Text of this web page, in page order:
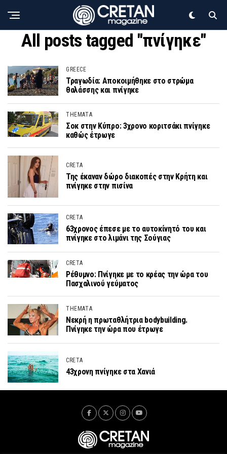
All posts tagged "πνίγηκε"
GREECE
Τραγωδία: Αποκοιμήθηκε στο στρώμα
θαλάσσης και πνίγηκε
THEMATA
Σοκ στην Κύπρο: 3χρονο κοριτσάκι πνίγηκε
καθώς έτρωγε
CRETA
Της έκαναν δώρο διακοπές στην Κρήτη και
πνίγηκε στην πισίνα
CRETA
63χρονος έπεσε με το αυτοκίνητό του και
πνίγηκε στο λιμάνι της Σούγιας
CRETA
Ρέθυμνο: Πνίγηκε με το κρέας την ώρα του
Πασχαλινού γεύματος
THEMATA
Νεκρή η πρωταθλήτρια bodybuilding.
Πνίγηκε την ώρα που έτρωγε
CRETA
43χρονη πνίγηκε στα Χανιά